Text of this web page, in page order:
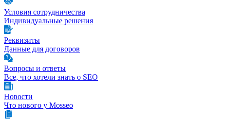
Условия сотрудничества
Индивидуальные решения
Реквизиты
Данные для договоров
Вопросы и ответы
Все, что хотели знать о SEO
Новости
Что нового у Mosseo